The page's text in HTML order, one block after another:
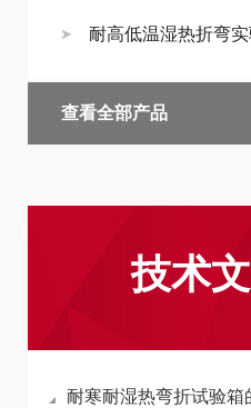
耐高低温湿热折弯
查看全部产品
技术
耐寒耐湿热弯折试验箱的观察窗为什